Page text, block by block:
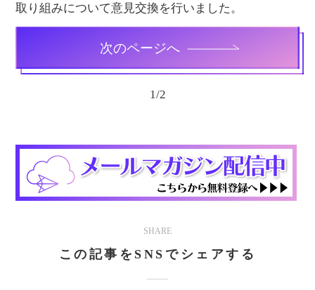
取り組みについて意見交換を行いました。
次のページへ
1/2
SHARE
この記事をSNSでシェアする